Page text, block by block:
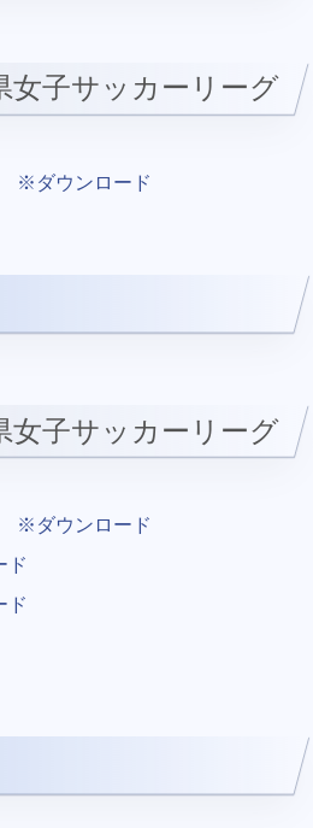
女子サッカーリーグ
※ダウンロード
女子サッカーリーグ
※ダウンロード
ド
ド